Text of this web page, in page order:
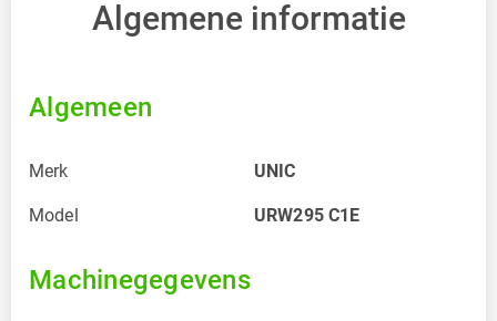
Algemene informatie
Algemeen
Merk UNIC
Model URW295 C1E
Machinegegevens